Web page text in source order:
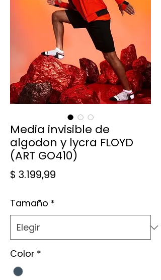
Media invisible de
algodon y lycra FLOYD
(ART GO410)
$ 3.199,99
Tamaño *
Color *